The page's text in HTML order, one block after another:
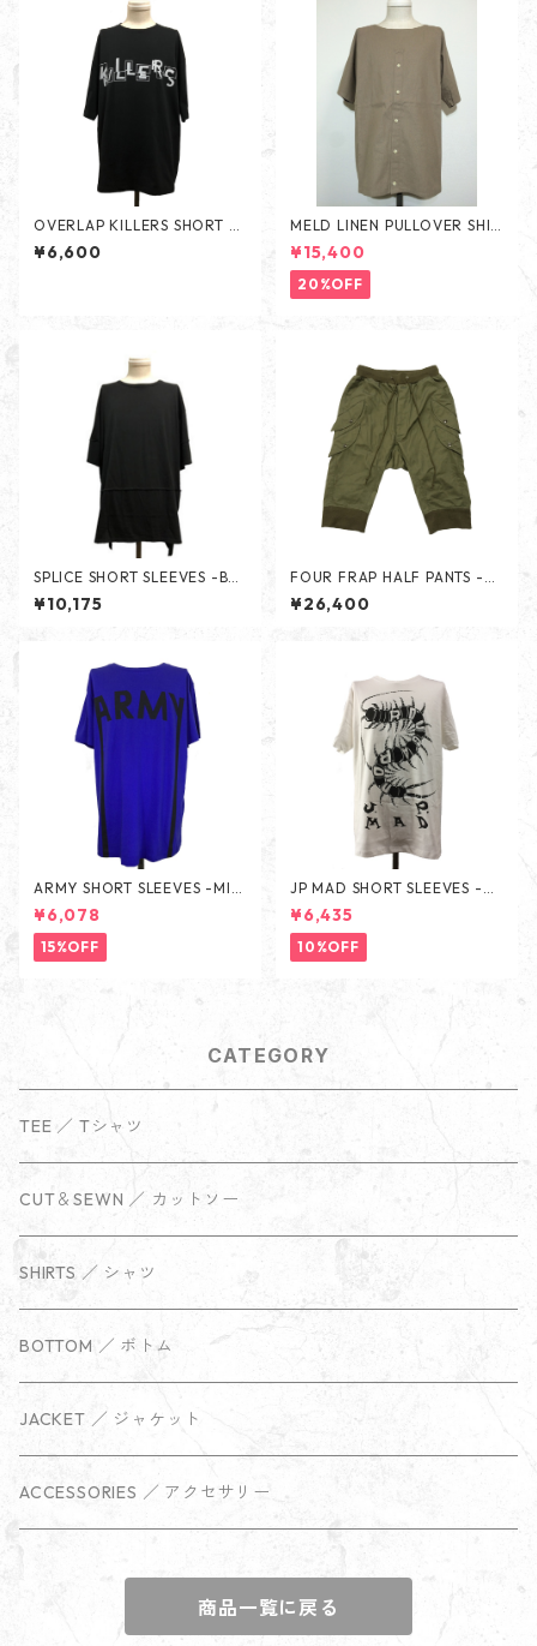
OVERLAP KILLERS SHORT SL
EEVES - BLACK -
¥6,600
MELD LINEN PULLOVER SHIR
T -BEIGE-
¥15,400
20%OFF
SPLICE SHORT SLEEVES -BLA
CK-
¥10,175
FOUR FRAP HALF PANTS -K
HAKI-
¥26,400
ARMY SHORT SLEEVES -MID
BLUE-
¥6,078
15%OFF
JP MAD SHORT SLEEVES -W
HITE-
¥6,435
10%OFF
CATEGORY
TEE ／ Tシャツ
CUT＆SEWN ／ カットソー
SHIRTS ／ シャツ
BOTTOM ／ ボトム
JACKET ／ ジャケット
ACCESSORIES ／ アクセサリー
商品一覧に戻る